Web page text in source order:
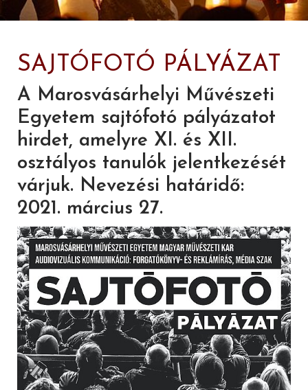
SAJTÓFOTÓ PÁLYÁZAT
A Marosvásárhelyi Művészeti
Egyetem sajtófotó pályázatot
hirdet, amelyre XI. és XII.
osztályos tanulók jelentkezését
várjuk. Nevezési határidő:
2021. március 27.